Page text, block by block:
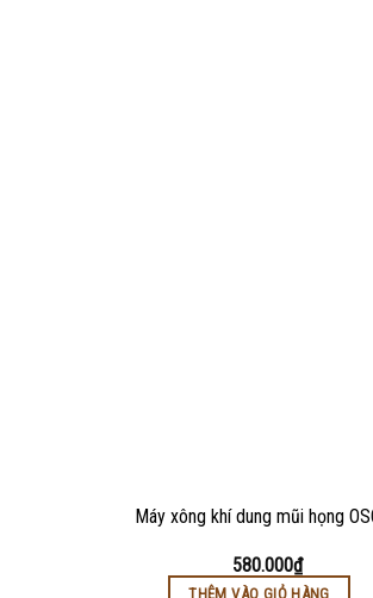
Máy xông khí dung mũi họng
580.000₫
THÊM VÀO GIỎ HÀNG